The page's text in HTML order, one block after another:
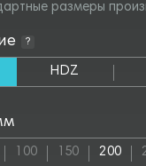
размеры
?
HDZ
100 150 200